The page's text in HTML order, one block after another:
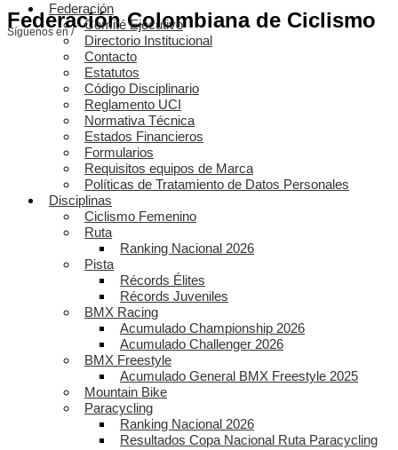
Federación Colombiana de Ciclismo
Síguenos en /
Federación
Comité Ejecutivo
Directorio Institucional
Contacto
Estatutos
Código Disciplinario
Reglamento UCI
Normativa Técnica
Estados Financieros
Formularios
Requisitos equipos de Marca
Políticas de Tratamiento de Datos Personales
Disciplinas
Ciclismo Femenino
Ruta
Ranking Nacional 2026
Pista
Récords Élites
Récords Juveniles
BMX Racing
Acumulado Championship 2026
Acumulado Challenger 2026
BMX Freestyle
Acumulado General BMX Freestyle 2025
Mountain Bike
Paracycling
Ranking Nacional 2026
Resultados Copa Nacional Ruta Paracycling